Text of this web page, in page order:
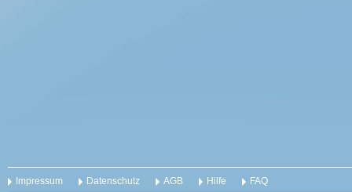
Impressum Datenschutz AGB Hilfe FAQ